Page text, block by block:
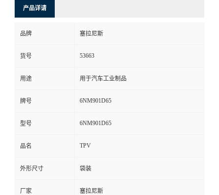
产品详请
品牌 塞拉尼斯
货号 53663
用途 用于汽车工业制品
牌号 6NM901D65
型号 6NM901D65
品名 TPV
外形尺寸 袋装
厂家 塞拉尼斯